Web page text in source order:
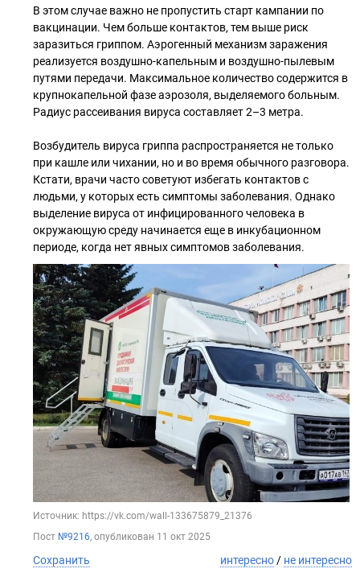
В этом случае важно не пропустить старт кампании по
вакцинации. Чем больше контактов, тем выше риск
заразиться гриппом. Аэрогенный механизм заражения
реализуется воздушно-капельным и воздушно-пылевым
путями передачи. Максимальное количество содержится в
крупнокапельной фазе аэрозоля, выделяемого больным.
Радиус рассеивания вируса составляет 2–3 метра.
Возбудитель вируса гриппа распространяется не только
при кашле или чихании, но и во время обычного разговора.
Кстати, врачи часто советуют избегать контактов с
людьми, у которых есть симптомы заболевания. Однако
выделение вируса от инфицированного человека в
окружающую среду начинается еще в инкубационном
периоде, когда нет явных симптомов заболевания.
Источник: https://vk.com/wall-133675879_21376
Пост №9216, опубликован 11 окт 2025
Сохранить интересно / не интересно